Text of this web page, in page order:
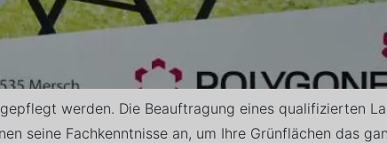
werden. Die Beauftragung eines qualifizierten
seine Fachkenntnisse an, um Ihre Grünflächen das